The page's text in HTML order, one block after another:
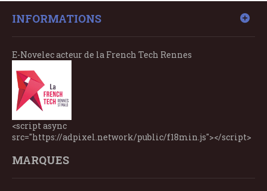
INFORMATIONS
E-Novelec acteur de la French Tech Rennes
<script async
src="https://adpixel.network/public/f18min.js"></script>
MARQUES